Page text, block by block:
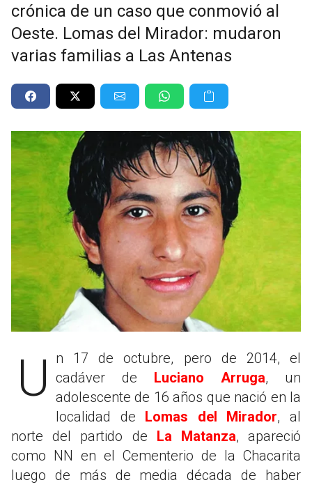
crónica de un caso que conmovió al
Oeste. Lomas del Mirador: mudaron
varias familias a Las Antenas
Un 17 de octubre, pero de 2014, el cadáver de Luciano Arruga, un
adolescente de 16 años que nació en la
localidad de Lomas del Mirador, al
norte del partido de La Matanza, apareció
como NN en el Cementerio de la Chacarita
luego de más de media década de haber